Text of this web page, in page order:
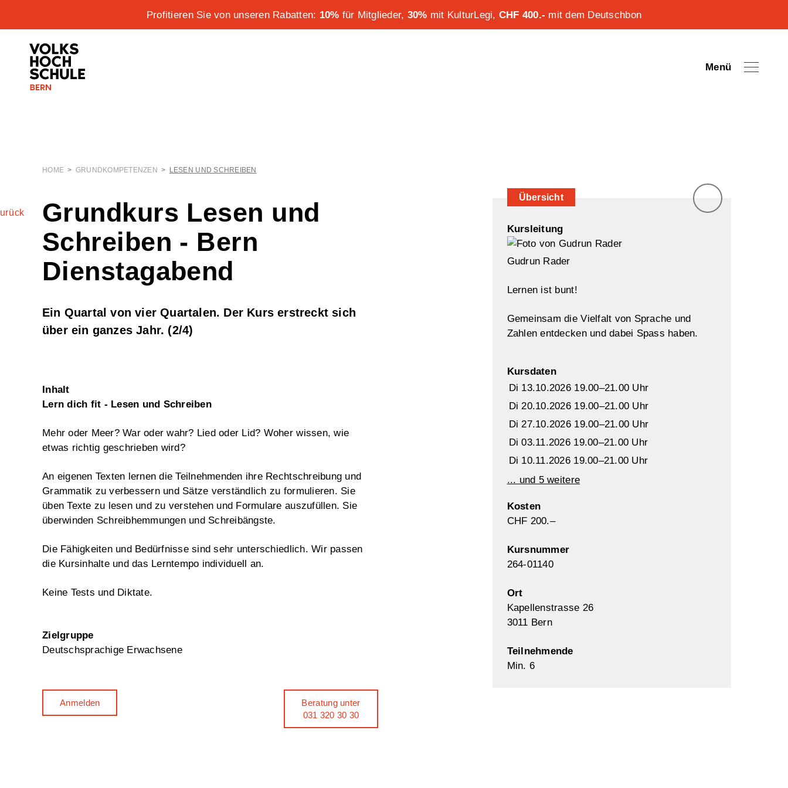
Profitieren Sie von unseren Rabatten: 10% für Mitglieder, 30% mit KulturLegi, CHF 400.- mit dem Deutschbon
Menü
HOME > GRUNDKOMPETENZEN > LESEN UND SCHREIBEN
Grundkurs Lesen und
Schreiben - Bern
Dienstagabend
Ein Quartal von vier Quartalen. Der Kurs erstreckt sich
über ein ganzes Jahr. (2/4)
Inhalt
Lern dich fit - Lesen und Schreiben
Mehr oder Meer? War oder wahr? Lied oder Lid? Woher wissen, wie
etwas richtig geschrieben wird?
An eigenen Texten lernen die Teilnehmenden ihre Rechtschreibung und
Grammatik zu verbessern und Sätze verständlich zu formulieren. Sie
üben Texte zu lesen und zu verstehen und Formulare auszufüllen. Sie
überwinden Schreibhemmungen und Schreibängste.
Die Fähigkeiten und Bedürfnisse sind sehr unterschiedlich. Wir passen
die Kursinhalte und das Lerntempo individuell an.
Keine Tests und Diktate.
Zielgruppe
Deutschsprachige Erwachsene
Anmelden
Beratung unter
031 320 30 30
Übersicht
Kursleitung
Gudrun Rader
Lernen ist bunt!
Gemeinsam die Vielfalt von Sprache und
Zahlen entdecken und dabei Spass haben.
Kursdaten
Di 13.10.2026 19.00–21.00 Uhr
Di 20.10.2026 19.00–21.00 Uhr
Di 27.10.2026 19.00–21.00 Uhr
Di 03.11.2026 19.00–21.00 Uhr
Di 10.11.2026 19.00–21.00 Uhr
... und 5 weitere
Kosten
CHF 200.–
Kursnummer
264-01140
Ort
Kapellenstrasse 26
3011 Bern
Teilnehmende
Min. 6